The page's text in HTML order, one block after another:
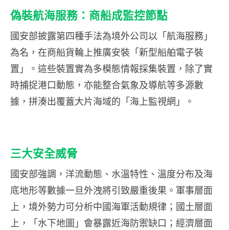
偽裝航海服務：商船成監控節點
國安部披露第四種手法為境外公司以「航海服務」
為名，在商船貨輪上推廣安裝「新型船舶電子裝
置」。這些裝置實為多模態情報採集裝置，除了實
時捕捉港口動態，亦能整合氣象及導航等多源數
據，拼湊出覆蓋大片海域的「海上監視網」。
三大安全威脅
國安部強調，洋流動態、水溫特性、溫度分布及海
底地形等數據一旦外洩將引致嚴重後果。軍事層面
上，境外勢力可分析中國海軍活動規律；國土層面
上，「水下地圖」會暴露近海防禦缺口；經濟層面